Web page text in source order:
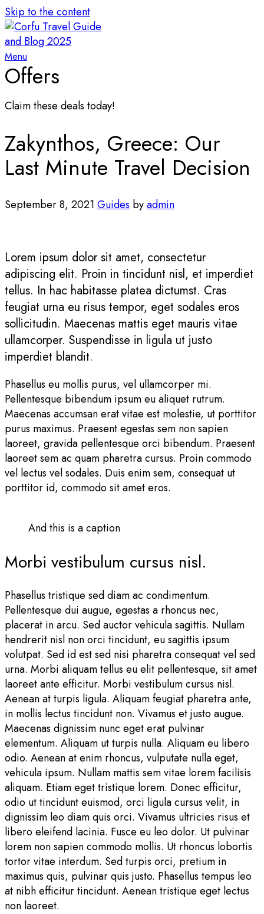
Skip to the content
Menu
Offers
Claim these deals today!
Zakynthos, Greece: Our
Last Minute Travel Decision
September 8, 2021 Guides byadmin
Lorem ipsum dolor sit amet, consectetur
adipiscing elit. Proin in tincidunt nisl, et imperdiet
tellus. In hac habitasse platea dictumst. Cras
feugiat urna eu risus tempor, eget sodales eros
sollicitudin. Maecenas mattis eget mauris vitae
ullamcorper. Suspendisse in ligula ut justo
imperdiet blandit.
Phasellus eu mollis purus, vel ullamcorper mi.
Pellentesque bibendum ipsum eu aliquet rutrum.
Maecenas accumsan erat vitae est molestie, ut porttitor
purus maximus. Praesent egestas sem non sapien
laoreet, gravida pellentesque orci bibendum. Praesent
laoreet sem ac quam pharetra cursus. Proin commodo
vel lectus vel sodales. Duis enim sem, consequat ut
porttitor id, commodo sit amet eros.
And this is a caption
Morbi vestibulum cursus nisl.
Phasellus tristique sed diam ac condimentum.
Pellentesque dui augue, egestas a rhoncus nec,
placerat in arcu. Sed auctor vehicula sagittis. Nullam
hendrerit nisl non orci tincidunt, eu sagittis ipsum
volutpat. Sed id est sed nisi pharetra consequat vel sed
urna. Morbi aliquam tellus eu elit pellentesque, sit amet
laoreet ante efficitur. Morbi vestibulum cursus nisl.
Aenean at turpis ligula. Aliquam feugiat pharetra ante,
in mollis lectus tincidunt non. Vivamus et justo augue.
Maecenas dignissim nunc eget erat pulvinar
elementum. Aliquam ut turpis nulla. Aliquam eu libero
odio. Aenean at enim rhoncus, vulputate nulla eget,
vehicula ipsum. Nullam mattis sem vitae lorem facilisis
aliquam. Etiam eget tristique lorem. Donec efficitur,
odio ut tincidunt euismod, orci ligula cursus velit, in
dignissim leo diam quis orci. Vivamus ultricies risus et
libero eleifend lacinia. Fusce eu leo dolor. Ut pulvinar
lorem non sapien commodo mollis. Ut rhoncus lobortis
tortor vitae interdum. Sed turpis orci, pretium in
maximus quis, pulvinar quis justo. Phasellus tempus leo
at nibh efficitur tincidunt. Aenean tristique eget lectus
non laoreet.